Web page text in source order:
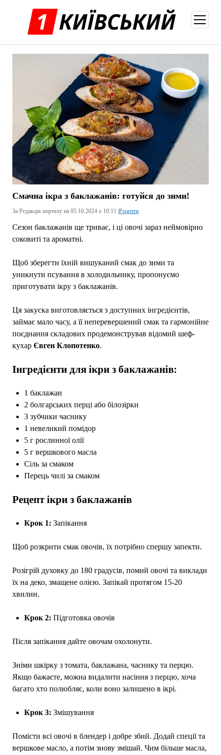
меню
Смачна ікра з баклажанів: готуйся до зими!
За Редакція порталу на 05.10.2024 о 10:11 | Рецепти
Сезон баклажанів ще триває, і ці овочі зараз неймовірно
соковиті та ароматні.
Щоб зберегти їхній вишуканий смак до зими та
уникнути псування в холодильнику, пропонуємо
приготувати ікру з баклажанів.
Ця закуска виготовляється з доступних інгредієнтів,
займає мало часу, а її неперевершений смак та гармонійне
поєднання складових продемонстрував відомий шеф-
кухар Євген Клопотенко.
Інгредієнти для ікри з баклажанів:
1 баклажан
2 болгарських перці або білозірки
3 зубчики часнику
1 невеликий помідор
5 г рослинної олії
5 г вершкового масла
Сіль за смаком
Перець чилі за смаком
Рецепт ікри з баклажанів
Крок 1: Запікання
Щоб розкрити смак овочів, їх потрібно спершу запекти.
Розігрій духовку до 180 градусів, помий овочі та виклади
їх на деко, змащене олією. Запікай протягом 15-20
хвилин.
Крок 2: Підготовка овочів
Після запікання дайте овочам охолонути.
Зніми шкірку з томата, баклажана, часнику та перцю.
Якщо бажаєте, можна видалити насіння з перцю, хоча
багато хто полюбляє, коли воно залишено в ікрі.
Крок 3: Змішування
Помісти всі овочі в блендер і добре збий. Додай спеції та
вершкове масло, а потім знову змішай. Чим більше масла,